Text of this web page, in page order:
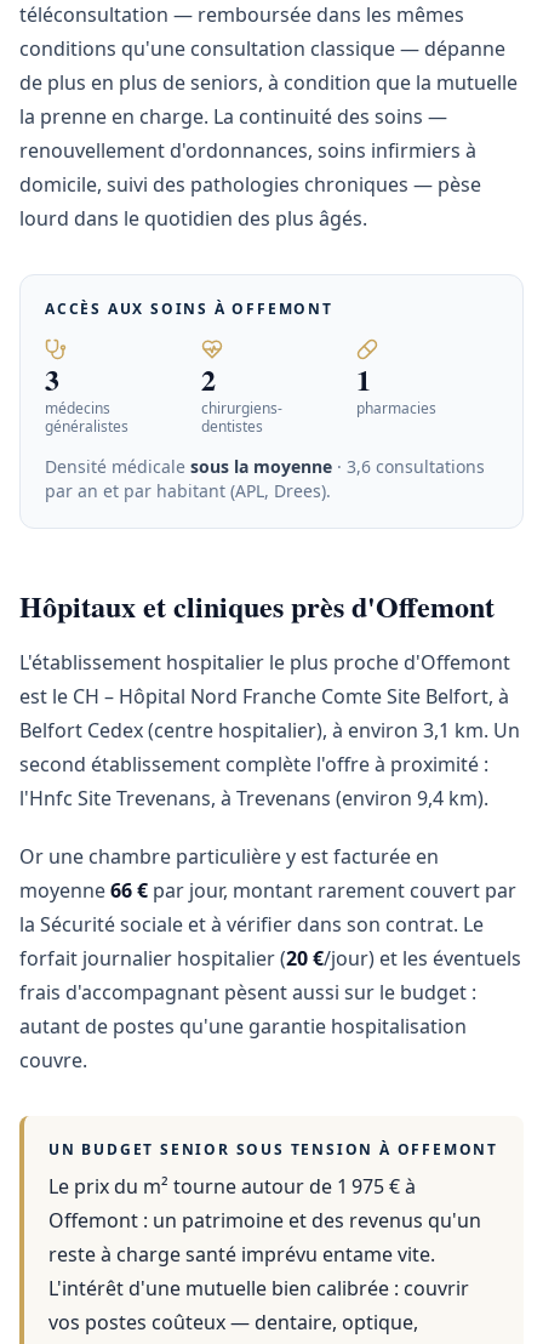
téléconsultation — remboursée dans les mêmes
conditions qu'une consultation classique — dépanne
de plus en plus de seniors, à condition que la mutuelle
la prenne en charge. La continuité des soins —
renouvellement d'ordonnances, soins infirmiers à
domicile, suivi des pathologies chroniques — pèse
lourd dans le quotidien des plus âgés.
ACCÈS AUX SOINS ÀOFFEMONT
3
médecins
généralistes
2
chirurgiens-
dentistes
1
pharmacies
Densité médicale sous la moyenne · 3,6 consultations
par an et par habitant (APL, Drees).
Hôpitaux et cliniques près d'Offemont
L'établissement hospitalier le plus proche d'Offemont
est le CH – Hôpital Nord Franche Comte Site Belfort, à
Belfort Cedex (centre hospitalier), à environ 3,1 km. Un
second établissement complète l'offre à proximité :
l'Hnfc Site Trevenans, à Trevenans (environ 9,4 km).
Or une chambre particulière y est facturée en
moyenne66 € par jour, montant rarement couvert par
la Sécurité sociale et à vérifier dans son contrat. Le
forfait journalier hospitalier (20 €/jour) et les éventuels
frais d'accompagnant pèsent aussi sur le budget :
autant de postes qu'une garantie hospitalisation
couvre.
UN BUDGET SENIOR SOUS TENSION À OFFEMONT
Le prix du m² tourne autour de 1 975 €à
Offemont : un patrimoine et des revenus qu'un
reste à charge santé imprévu entame vite.
L'intérêt d'une mutuelle bien calibrée : couvrir
vos postes coûteux — dentaire, optique,